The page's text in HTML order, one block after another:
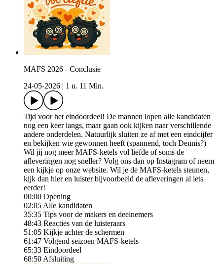
MAFS 2026 - Conclusie
24-05-2026
1 u. 11 Min.
Tijd voor het eindoordeel! De mannen lopen alle kandidaten
nog een keer langs, maar gaan ook kijken naar verschillende
andere onderdelen. Natuurlijk sluiten ze af met een eindcijfer
en bekijken wie gewonnen heeft (spannend, toch Dennis?)
Wil jij nog meer MAFS-ketels vol liefde of soms de
afleveringen nog sneller? Volg ons dan op ⁠⁠⁠⁠Instagram⁠⁠⁠⁠ of neem
een kijkje op ⁠⁠⁠⁠onze website⁠⁠⁠⁠. Wil je de MAFS-ketels steunen,
kijk ⁠⁠⁠⁠dan hier⁠⁠⁠⁠ en luister bijvoorbeeld de afleveringen al iets
eerder!
00:00 Opening
02:05 Alle kandidaten
35:35 ⁠⁠Tips voor de makers en deelnemers
48:43 Reacties van de luisteraars
51:05 Kijkje achter de schermen
61:47 Volgend seizoen MAFS-ketels
65:33 Eindoordeel
68:50 Afsluiting